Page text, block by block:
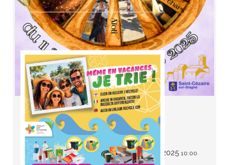
Catégorie
Manifestation
Date
11 septembre 2025 19:00-17 septembre 2025 10:00